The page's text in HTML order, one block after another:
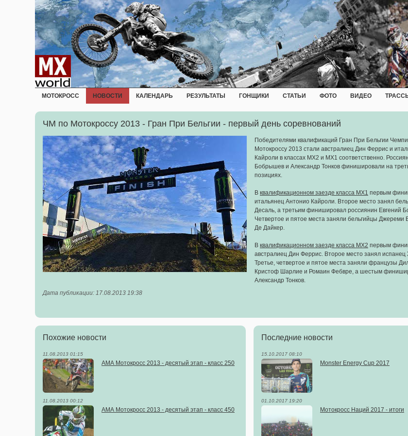
МОТОКРОСС НОВОСТИ КАЛЕНДАРЬ РЕЗУЛЬТАТЫ ГОНЩИКИ СТАТЬИ ФОТО ВИДЕО
ЧМ по Мотокроссу 2013 - Гран При Бельгии - первый день соревнований
Победителями квалификаций Гран При Бельгии
Мотокроссу 2013 стали австралиец Дин Феррис и
Кайроли в классах MX2 и MX1 соответственно.
Бобрышев и Александр Тонков финишировали на
позициях.
В квалификационном заезде класса MX1 первым
итальянец Антонио Кайроли. Второе место занял
Десаль, а третьим финишировал россиянин Евгений
Четвертое и пятое места заняли бельгийцы Джереми
Де Дайкер.
В квалификационном заезде класса MX2 первым
австралиец Дин Феррис. Второе место занял испанец
Третье, четвертое и пятое места заняли французы
Кристоф Шарлие и Ромаин Фебвре, а шестым
Александр Тонков.
Дата публикации: 17.08.2013 19:38
Похожие новости
11.08.2013 01:15
АМА Мотокросс 2013 - десятый этап - класс 250
11.08.2013 00:12
АМА Мотокросс 2013 - десятый этап - класс 450
Последние новости
15.10.2017 08:10
Monster Energy Cup 2017
01.10.2017 19:20
Мотокросс Наций 2017 - итоги